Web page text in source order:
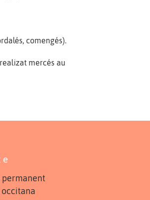
comengés).
mercés au
permanent
occitana